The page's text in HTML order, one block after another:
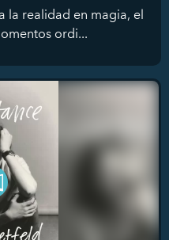
la realidad en magia, el
ordi...